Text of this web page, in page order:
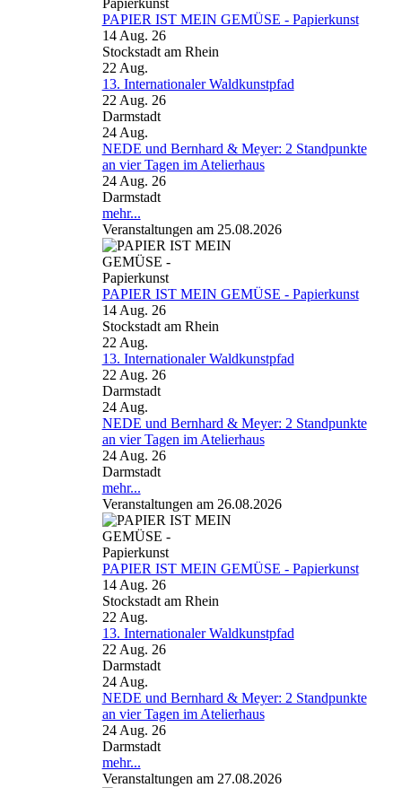
PAPIER IST MEIN GEMÜSE - Papierkunst
14 Aug. 26
Stockstadt am Rhein
22 Aug.
13. Internationaler Waldkunstpfad
22 Aug. 26
Darmstadt
24 Aug.
NEDE und Bernhard & Meyer: 2 Standpunkte
an vier Tagen im Atelierhaus
24 Aug. 26
Darmstadt
mehr...
Veranstaltungen am 25.08.2026
PAPIER IST MEIN GEMÜSE - Papierkunst
14 Aug. 26
Stockstadt am Rhein
22 Aug.
13. Internationaler Waldkunstpfad
22 Aug. 26
Darmstadt
24 Aug.
NEDE und Bernhard & Meyer: 2 Standpunkte
an vier Tagen im Atelierhaus
24 Aug. 26
Darmstadt
mehr...
Veranstaltungen am 26.08.2026
PAPIER IST MEIN GEMÜSE - Papierkunst
14 Aug. 26
Stockstadt am Rhein
22 Aug.
13. Internationaler Waldkunstpfad
22 Aug. 26
Darmstadt
24 Aug.
NEDE und Bernhard & Meyer: 2 Standpunkte
an vier Tagen im Atelierhaus
24 Aug. 26
Darmstadt
mehr...
Veranstaltungen am 27.08.2026